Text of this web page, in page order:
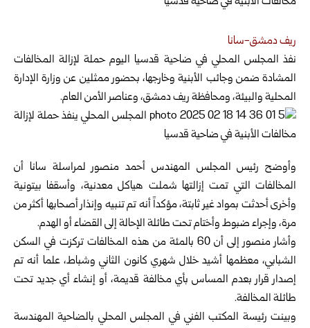
ريف دمشق-سانا
نفذ المجلس المحلي في ضاحية قدسيا اليوم حملة لإزالة المخالفات
المشادة ضمن وجائب الأبنية وخارجها، بحضور ممثلين عن وزارة الإدارة
المحلية والبيئة، ومحافظة ريف دمشق، وعناصر الأمن العام.
وأوضح رئيس المجلس المهندس أحمد منصور لمراسلة سانا أن
المخالفات التي تمت إزالتها شملت هياكل معدنية، وأسقفا بيتونية
وأخرى أحدثت بمواد غير ثابتة، مؤكداً أنه تم تنبيه وإنذار أصحابها أكثر من
مرة، وإجراء ضبوط وأختام تحت طائلة الإحالة إلى القضاء أو الهدم.
وأشار منصور إلى أن 60 بالمئة من هذه المخالفات تركزت في السكن
الشبابي، معظمها أشيد خلال شهري كانون الثاني وشباط، علما أنه تم
إصدار قرار بعدم المساس بأي مخالفة قديمة، أو إنشاء أي جديد تحت
طائلة المخالفة.
وبينت رئيسة المكتب الفني في المجلس المحلي بالضاحية المهندسة